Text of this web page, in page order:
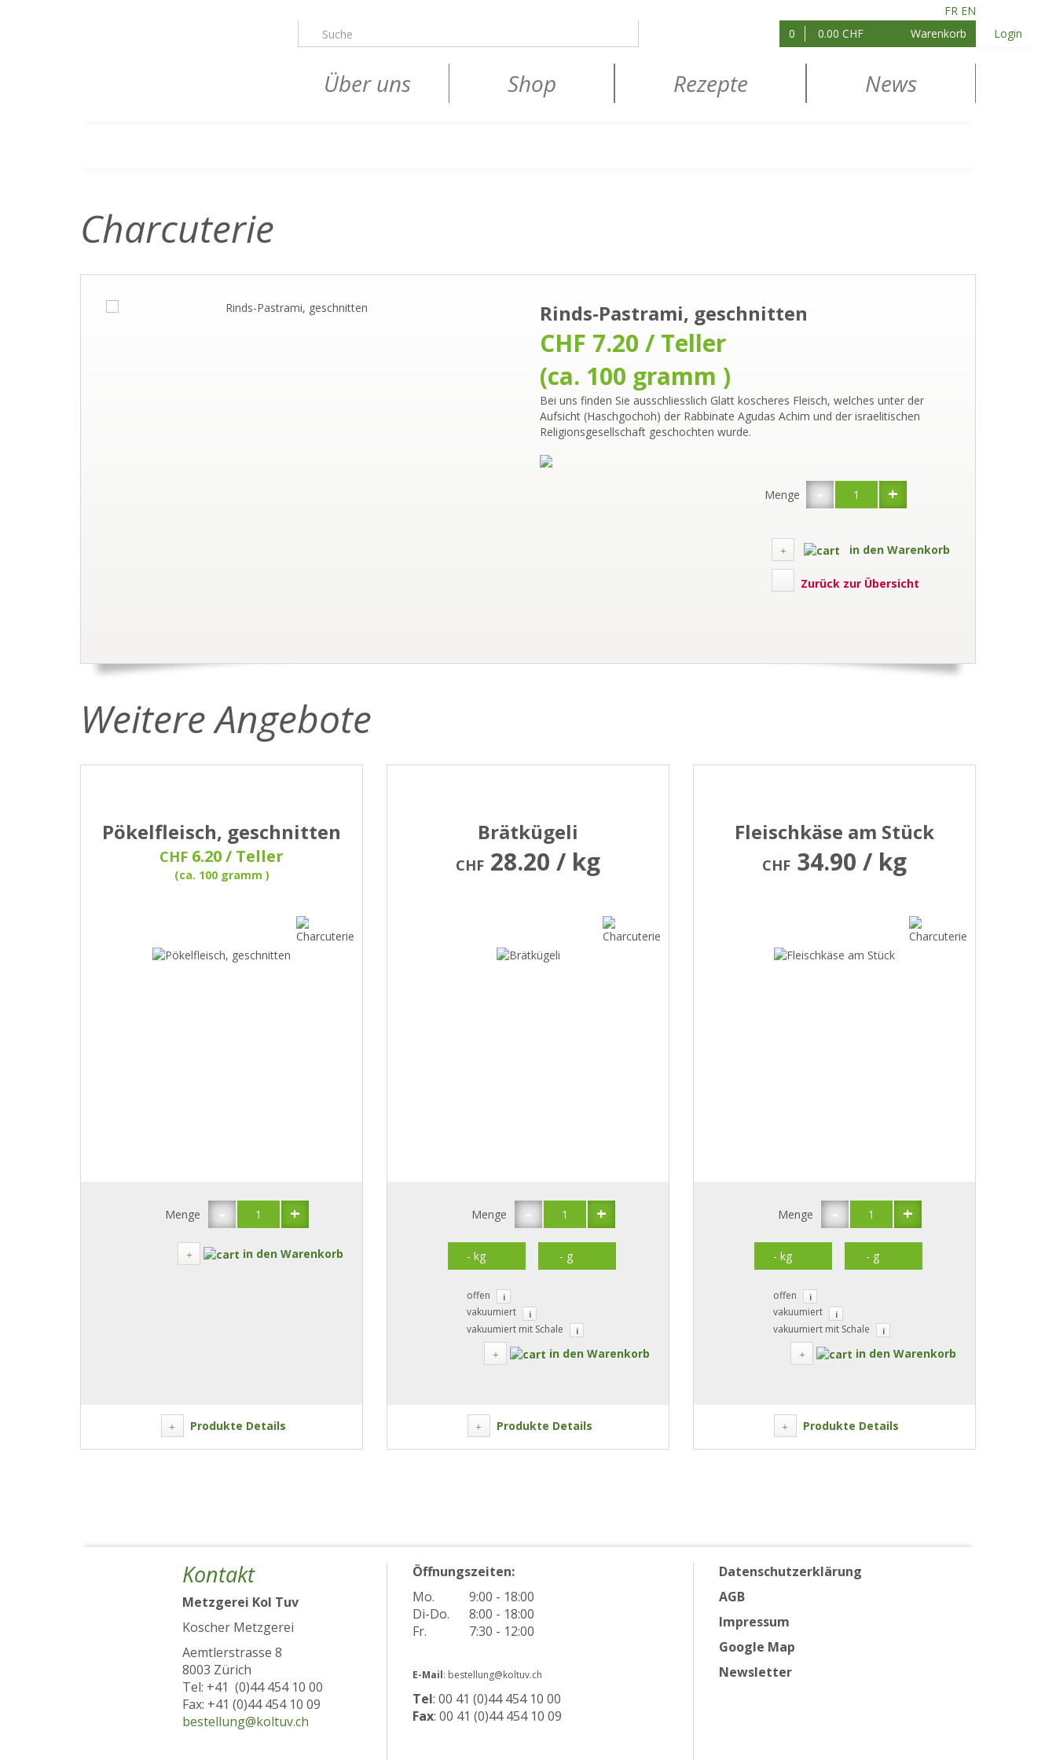
0 0.00 CHF Warenkorb Login
Über uns Shop Rezepte News
FR EN
Charcuterie
Rinds-Pastrami, geschnitten
CHF 7.20 / Teller
(ca. 100 gramm )
Bei uns finden Sie ausschliesslich Glatt koscheres Fleisch, welches unter der
Aufsicht (Haschgochoh) der Rabbinate Agudas Achim und der israelitischen
Religionsgesellschaft geschochten wurde.
- +
Menge
in den Warenkorb
Zurück zur Übersicht
Weitere Angebote
Pökelfleisch, geschnitten
CHF 6.20 / Teller
(ca. 100 gramm )
Produkte Details
- +
Menge
in den Warenkorb
Brätkügeli
CHF 28.20 / kg
Produkte Details
- +
Menge
offen i
vakuumiert i
vakuumiert mit Schale i
in den Warenkorb
Fleischkäse am Stück
CHF 34.90 / kg
Produkte Details
- +
Menge
offen i
vakuumiert i
vakuumiert mit Schale i
in den Warenkorb
Kontakt
Metzgerei Kol Tuv
Koscher Metzgerei
Aemtlerstrasse 8
8003 Zürich
Tel: +41 (0)44 454 10 00
Fax: +41 (0)44 454 10 09
bestellung@koltuv.ch
Öffnungszeiten:
Mo.
9:00 - 18:00
Di-Do.
8:00 - 18:00
Fr.
7:30 - 12:00
E-Mail: bestellung@koltuv.ch
Tel: 00 41 (0)44 454 10 00
Fax: 00 41 (0)44 454 10 09
Datenschutzerklärung
AGB
Impressum
Google Map
Newsletter